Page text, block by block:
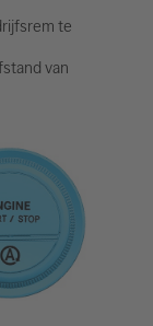
te
van